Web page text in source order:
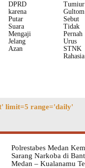
DPRD
karena
Putar
Suara
Mengaji
Jelang
Azan
Tumiur
Gultom
Sebut
Tidak
Pernah
Urus
STNK
Rahasia
limit=5 range='daily'
Polrestabes Medan
Sarang Narkoba di
Medan – Kualanamu